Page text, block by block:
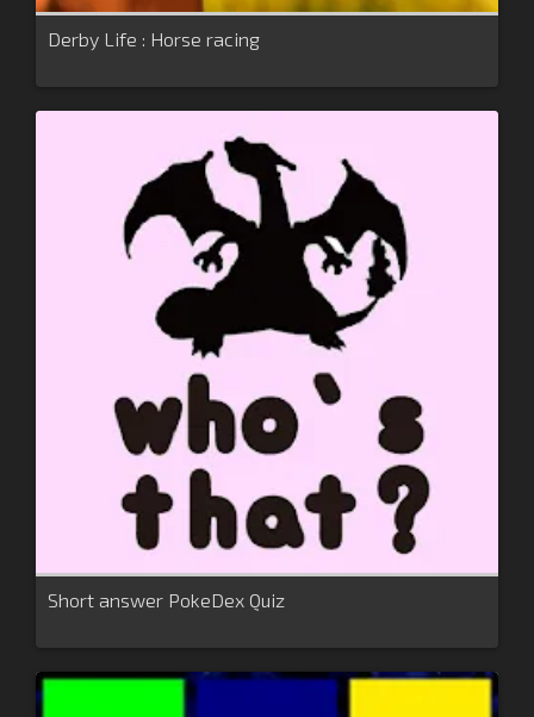
Derby Life : Horse racing
Short answer PokeDex Quiz